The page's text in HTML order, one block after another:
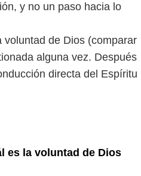
y no un paso hacia lo
de Dios (comparar
alguna vez. Después
directa del Espíritu
es la voluntad de Dios